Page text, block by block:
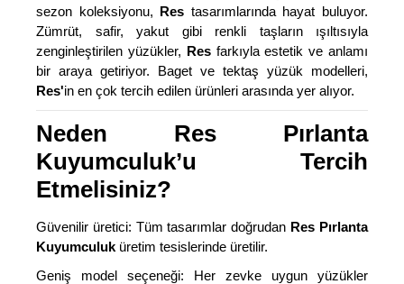
sezon koleksiyonu, Res tasarımlarında hayat buluyor.
Zümrüt, safir, yakut gibi renkli taşların ışıltısıyla
zenginleştirilen yüzükler, Resfarkıyla estetik ve anlamı
bir araya getiriyor. Baget ve tektaş yüzük modelleri,
Res'in en çok tercih edilen ürünleri arasında yer alıyor.
Neden Res Pırlanta
Kuyumculuk’u Tercih
Etmelisiniz?
Güvenilir üretici: Tüm tasarımlar doğrudan Res Pırlanta
Kuyumculuk üretim tesislerinde üretilir.
Geniş model seçeneği: Her zevke uygun yüzükler